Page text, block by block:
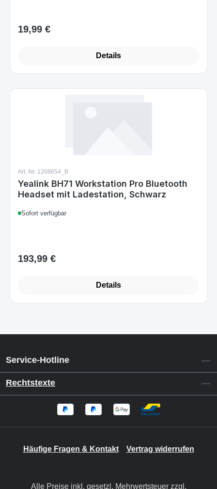
Regulärer Preis:
19,99 €
Details
Art.-Nr. 1208654_B
Yealink BH71 Workstation Pro Bluetooth
Headset mit Ladestation, Schwarz
Sofort verfügbar
Regulärer Preis:
193,99 €
Details
Service-Hotline
Rechtstexte
Häufige Fragen & Kontakt Vertrag widerrufen
Alle Preise inkl. gesetzl. Mehrwertsteuer zzgl.